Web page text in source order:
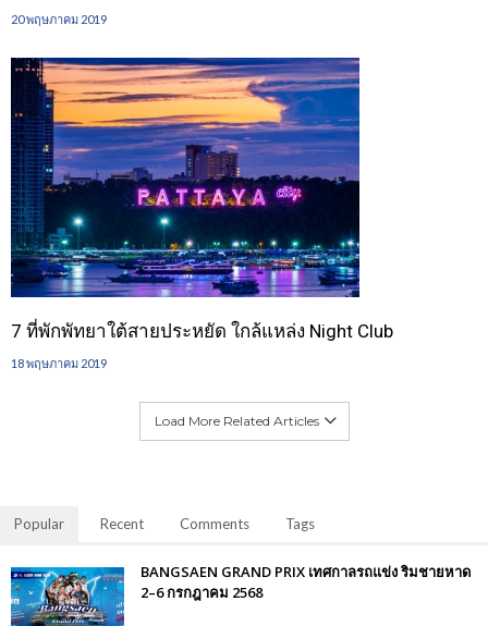
20 พฤษภาคม 2019
7 ที่พักพัทยาใต้สายประหยัด ใกล้แหล่ง Night Club
18 พฤษภาคม 2019
Load More Related Articles
Popular Recent Comments Tags
BANGSAEN GRAND PRIX เทศกาลรถแข่ง ริมชายหาด
2–6 กรกฎาคม 2568